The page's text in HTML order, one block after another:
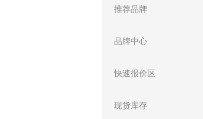
推荐品牌
品牌中心
快速报价区
现货库存